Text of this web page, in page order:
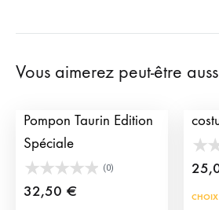
Vous aimerez peut-être
Pompon Taurin Edition
Spéciale
(0)
32,50 € CHOIX